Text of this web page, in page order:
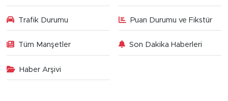
Trafik Durumu Puan Durumu ve Fikstür
Tüm Manşetler Son Dakika Haberleri
Haber Arşivi